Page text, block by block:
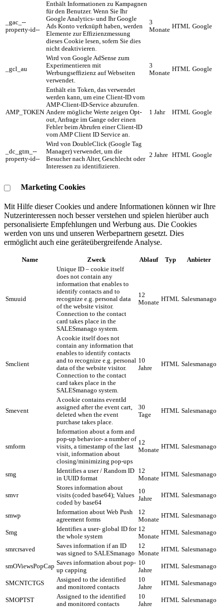
_gac_--
property-id--
Enthält Informationen zu Kampagnen
für den Benutzer. Wenn Sie Ihr
Google Analytics- und Ihr Google
Ads Konto verknüpft haben, werden
Elemente zur Effizienzmessung
dieses Cookie lesen, sofern Sie dies
nicht deaktivieren.
3
Monate HTML Google
_gcl_au
Wird von Google AdSense zum
Experimentieren mit
Werbungseffizienz auf Webseiten
verwendet.
3
Monate
HTML Google
AMP_TOKEN
Enthält ein Token, das verwendet
werden kann, um eine Client-ID vom
AMP-Client-ID-Service abzurufen.
Andere mögliche Werte zeigen Opt-
out, Anfrage im Gange oder einen
Fehler beim Abrufen einer Client-ID
vom AMP Client ID Service an.
1 Jahr HTML Google
_dc_gtm_--
property-id--
Wird von DoubleClick (Google Tag
Manager) verwendet, um die
Besucher nach Alter, Geschlecht oder
Interessen zu identifizieren.
2 Jahre HTML Google
Marketing Cookies
Mit Hilfe dieser Cookies und andere Informationen können wir Ihre
Nutzerinteressen noch besser verstehen und spielen hierüber auch
personalisierte Empfehlungen und Werbung aus. ​Die Cookies
werden von uns und unseren Werbepartnern gesetzt. Dies
ermöglicht auch eine geräteübergreifende Analyse.
Name Zweck Ablauf Typ Anbieter
Smuuid
Unique ID – cookie itself
does not contain any
information that enables to
identify contacts and to
recognize e.g. personal data
of the website visitor.
Connection to the contact
card takes place in the
SALESmanago system.
12
Monate HTML Salesmanago
Smclient
A cookie itself does not
contain any information that
enables to identify contacts
and to recognize e.g. personal
data of the website visitor.
Connection to the contact
card takes place in the
SALESmanago system.
10
Jahre
HTML Salesmanago
Smevent
A cookie contains eventId
assigned after the event cart,
deleted when the event
purchase takes place.
30
Tage
HTML Salesmanago
smform
Information about a form and
pop-up behavior- a number of
visits, a timestamp of the last
visit, information about
closing/minimizing pop-ups
12
Monate HTML Salesmanago
smg
Identifies a user / Random ID
in UUID format
12
Monate
HTML Salesmanago
smvr
Stores information about
visits (coded base64); Values
coded by base64
10
Jahre
HTML Salesmanago
smwp
Information about Web Push
agreement forms
12
Monate
HTML Salesmanago
Smg
Identifies a user- global ID for
the whole system
12
Monate
HTML Salesmanago
smrcrsaved
Saves information if an ID
was signed to SALESmanago
12
Monate
HTML Salesmanago
smOViewsPopCap Saves information about pop-
up capping
10
Jahre
HTML Salesmanago
SMCNTCTGS
Assigned to the identified
and monitored contacts
10
Jahre
HTML Salesmanago
SMOPTST
Assigned to the identified
and monitored contacts
10
Jahre
HTML Salesmanago